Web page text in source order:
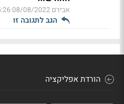
אבירם08/08/2022 15:26
הגב לתגובה זו
הורדת אפליקציה